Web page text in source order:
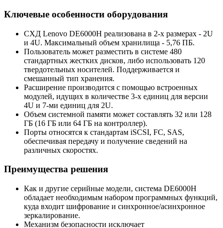
Ключевые особенности оборудования
СХД Lenovo DE6000H реализована в 2-х размерах - 2U
и 4U. Максимальный объем хранилища - 5,76 ПБ.
Пользователь может разместить в системе 480
стандартных жестких дисков, либо использовать 120
твердотельных носителей. Поддерживается и
смешанный тип хранения.
Расширение производится с помощью встроенных
модулей, идущих в количестве 3-х единиц для версии
4U и 7-ми единиц для 2U.
Объем системной памяти может составлять 32 или 128
ГБ (16 ГБ или 64 ГБ на контроллер).
Порты относятся к стандартам iSCSI, FC, SAS,
обеспечивая передачу и получение сведений на
различных скоростях.
Преимущества решения
Как и другие серийные модели, система DE6000H
обладает необходимым набором программных функций,
куда входит шифрование и синхронное/асинхронное
зеркалирование.
Механизм безопасности исключает